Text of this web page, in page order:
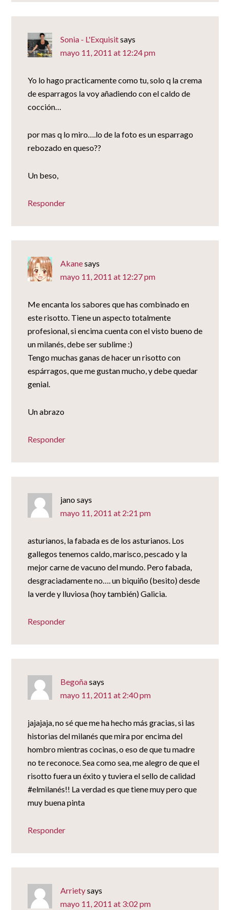
Sonia - L'Exquisitsays
mayo 11, 2011 at 12:24 pm
Yo lo hago practicamente como tu, solo q la crema
de esparragos la voy añadiendo con el caldo de
cocción…
por mas q lo miro….lo de la foto es un esparrago
rebozado en queso??
Un beso,
Responder
Akanesays
mayo 11, 2011 at 12:27 pm
Me encanta los sabores que has combinado en
este risotto. Tiene un aspecto totalmente
profesional, si encima cuenta con el visto bueno de
un milanés, debe ser sublime :)
Tengo muchas ganas de hacer un risotto con
espárragos, que me gustan mucho, y debe quedar
genial.
Un abrazo
Responder
janosays
mayo 11, 2011 at 2:21 pm
asturianos, la fabada es de los asturianos. Los
gallegos tenemos caldo, marisco, pescado y la
mejor carne de vacuno del mundo. Pero fabada,
desgraciadamente no…. un biquiño (besito) desde
la verde y lluviosa (hoy también) Galicia.
Responder
Begoñasays
mayo 11, 2011 at 2:40 pm
jajajaja, no sé que me ha hecho más gracias, si las
historias del milanés que mira por encima del
hombro mientras cocinas, o eso de que tu madre
no te reconoce. Sea como sea, me alegro de que el
risotto fuera un éxito y tuviera el sello de calidad
#elmilanés!! La verdad es que tiene muy pero que
muy buena pinta
Responder
Arrietysays
mayo 11, 2011 at 3:02 pm